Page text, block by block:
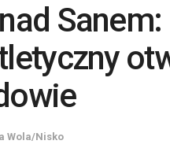
Wola/Nisko